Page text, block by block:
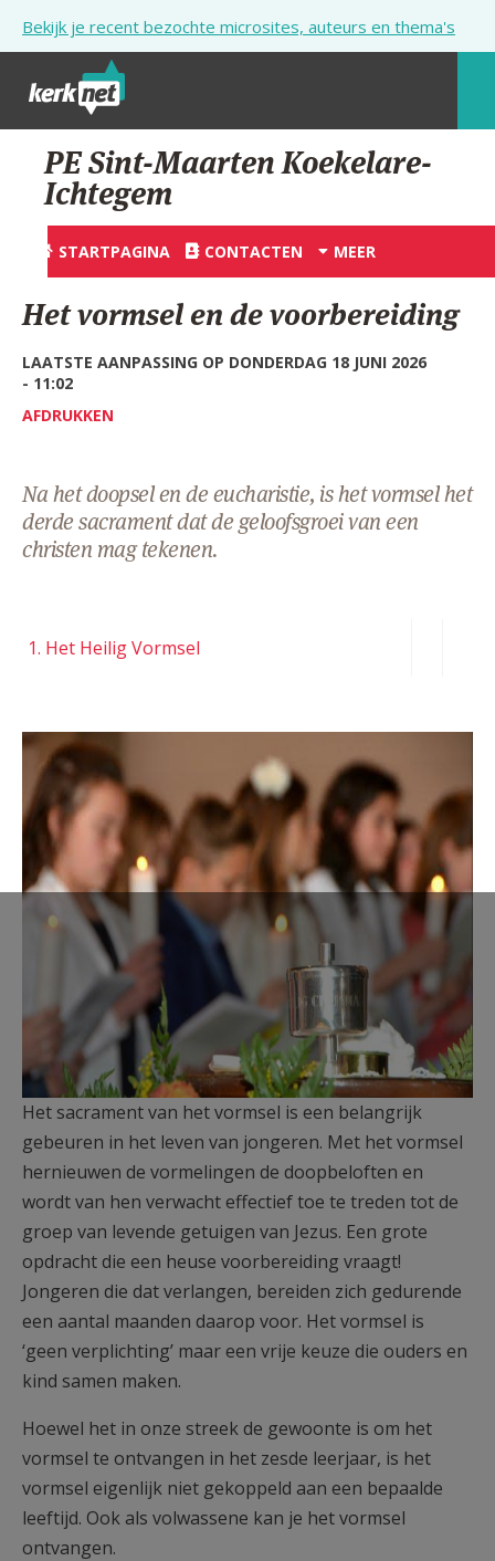
Bekijk je recent bezochte microsites, auteurs en thema's
STARTPAGINA
KERK
VIERINGEN
HULP
STARTPAGINA PORTAAL
AANMELDEN OF REGISTREREN
PE Sint-Maarten Koekelare-
Ichtegem
STARTPAGINA CONTACTEN MEER
Het vormsel en de voorbereiding
LAATSTE AANPASSING OP DONDERDAG 18 JUNI 2026
- 11:02
AFDRUKKEN
Na het doopsel en de eucharistie, is het vormsel het
derde sacrament dat de geloofsgroei van een
christen mag tekenen.
1. Het Heilig Vormsel
Heilig vormsel2.jpg
Het sacrament van het vormsel is een belangrijk
gebeuren in het leven van jongeren. Met het vormsel
hernieuwen de vormelingen de doopbeloften en
wordt van hen verwacht effectief toe te treden tot de
groep van levende getuigen van Jezus. Een grote
opdracht die een heuse voorbereiding vraagt!
Jongeren die dat verlangen, bereiden zich gedurende
een aantal maanden daarop voor. Het vormsel is
‘geen verplichting’ maar een vrije keuze die ouders en
kind samen maken.
Hoewel het in onze streek de gewoonte is om het
vormsel te ontvangen in het zesde leerjaar, is het
vormsel eigenlijk niet gekoppeld aan een bepaalde
leeftijd. Ook als volwassene kan je het vormsel
ontvangen.